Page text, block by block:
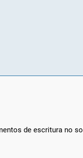
de escritura no